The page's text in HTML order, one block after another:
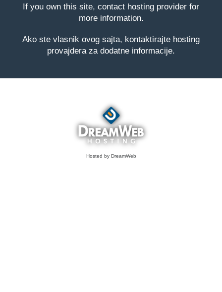
If you own this site, contact hosting provider for
more information.
Ako ste vlasnik ovog sajta, kontaktirajte hosting
provajdera za dodatne informacije.
Hosted by DreamWeb